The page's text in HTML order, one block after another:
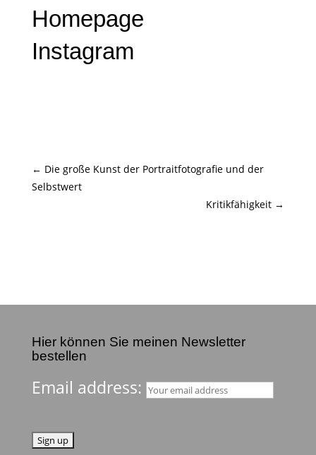
Homepage
Instagram
← Die große Kunst der Portraitfotografie und der
Selbstwert
Kritikfähigkeit →
Hier können Sie meinen Newsletter
bestellen
Email address: